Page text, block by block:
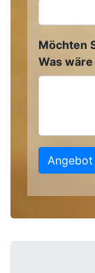
Möchten
Was